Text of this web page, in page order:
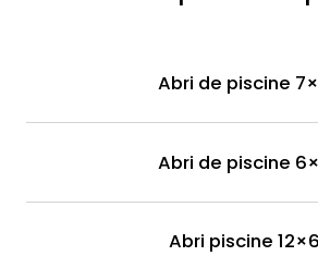
Abri de piscine
Abri de piscine
Abri piscine 12×6